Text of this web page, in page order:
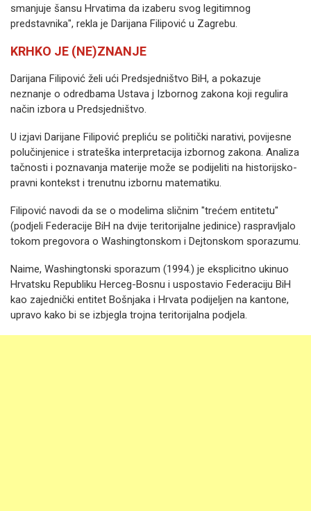
smanjuje šansu Hrvatima da izaberu svog legitimnog
predstavnika", rekla je Darijana Filipović u Zagrebu.
KRHKO JE (NE)ZNANJE
Darijana Filipović želi ući Predsjedništvo BiH, a pokazuje
neznanje o odredbama Ustava j Izbornog zakona koji regulira
način izbora u Predsjedništvo.
U izjavi Darijane Filipović prepliću se politički narativi, povijesne
polučinjenice i strateška interpretacija izbornog zakona. Analiza
tačnosti i poznavanja materije može se podijeliti na historijsko-
pravni kontekst i trenutnu izbornu matematiku.
Filipović navodi da se o modelima sličnim "trećem entitetu"
(podjeli Federacije BiH na dvije teritorijalne jedinice) raspravljalo
tokom pregovora o Washingtonskom i Dejtonskom sporazumu.
Naime, Washingtonski sporazum (1994.) je eksplicitno ukinuo
Hrvatsku Republiku Herceg-Bosnu i uspostavio Federaciju BiH
kao zajednički entitet Bošnjaka i Hrvata podijeljen na kantone,
upravo kako bi se izbjegla trojna teritorijalna podjela.